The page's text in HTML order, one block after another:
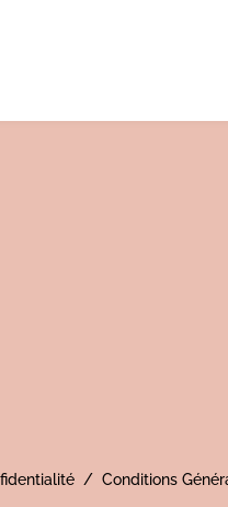
/ Conditions